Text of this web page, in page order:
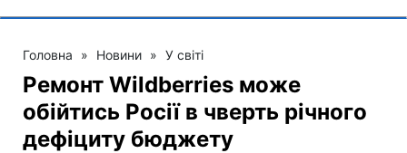
Головна » Новини » У світі
Ремонт Wildberries може
обійтись Росії в чверть річного
дефіциту бюджету